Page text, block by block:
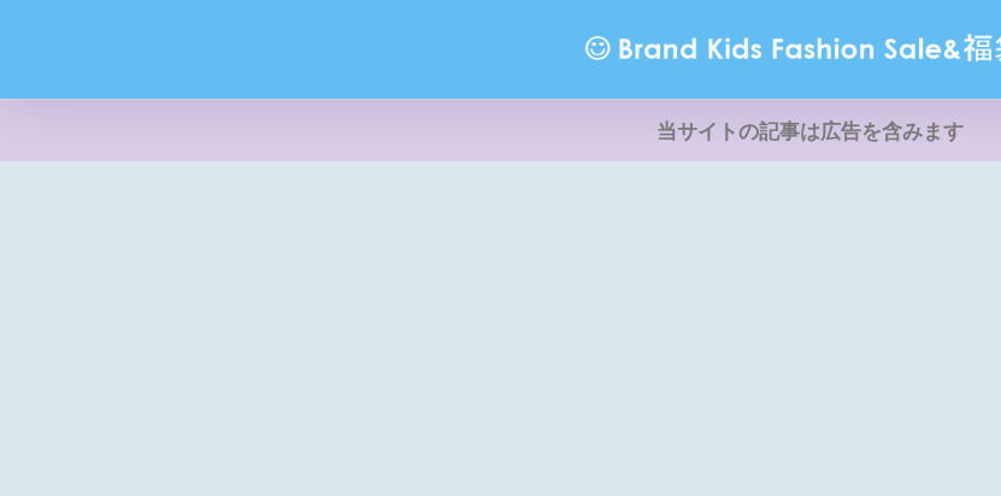
当サイトの記事は広告を含みます